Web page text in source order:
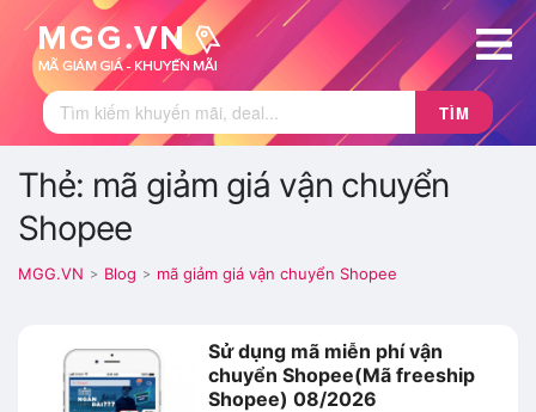
TÌM
Thẻ: mã giảm giá vận chuyển
Shopee
MGG.VN > Blog > mã giảm giá vận chuyển Shopee
Sử dụng mã miễn phí vận
chuyển Shopee(Mã freeship
Shopee) 08/2026